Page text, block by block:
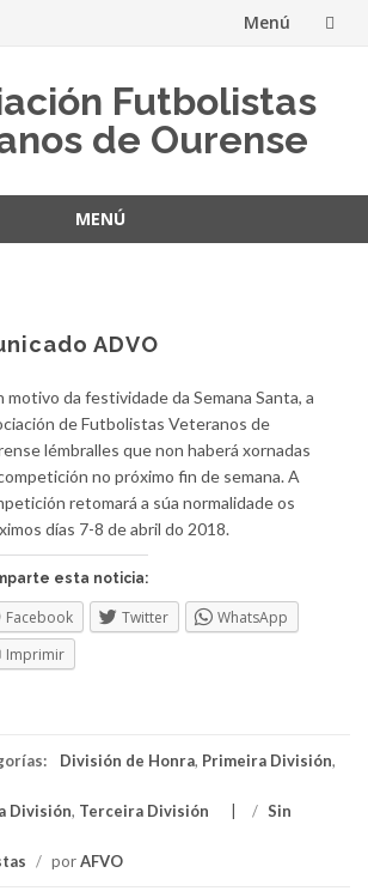
Menú
MENÚ
ADVO
motivo da festividade da Semana Santa, a
de Futbolistas Veteranos de
lémbralles que non haberá xornadas
no próximo fin de semana. A
retomará a súa normalidade os
días 7-8 de abril do 2018.
esta noticia:
Facebook Twitter
WhatsApp
Imprimir
División de Honra, Primeira División,
División, Terceira División / Sin
/ porAFVO